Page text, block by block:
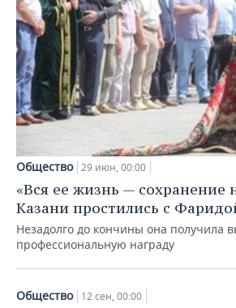
Общество 29 июн, 00:00
«Вся ее жизнь — сохранение
Казани простились с
Незадолго до кончины она получила
профессиональную награду
Общество 12 сен, 00:00